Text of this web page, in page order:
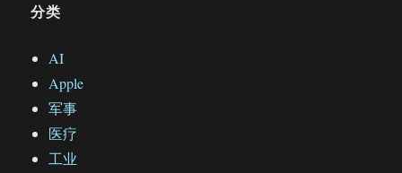
分类
AI
Apple
军事
医疗
工业